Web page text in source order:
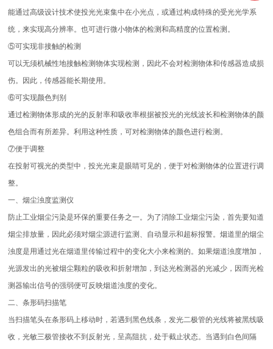
能通过高级设计技术使投光光束集中在小光点，或通过构成特殊的受光光学系
统，来实现高分辨率。也可进行微小物体的检测和高精度的位置检测。
⑤可实现非接触的检测
可以无须机械性地接触检测物体实现检测，因此不会对检测物体和传感器造成损
伤。因此，传感器能长期使用。
⑥可实现颜色判别
通过检测物体形成的光的反射率和吸收率根据被投光的光线波长和检测物体的颜
色组合而有所差异。利用这种性质，可对检测物体的颜色进行检测。
⑦便于调整
在投射可视光的类型中，投光光束是眼睛可见的，便于对检测物体的位置进行调
整。
一、烟尘浊度监测仪
防止工业烟尘污染是环保的重要任务之一。为了消除工业烟尘污染，首先要知道
烟尘排放量，因此必须对烟尘源进行监测、自动显示和超标报警。烟道里的烟尘
浊度是用通过光在烟道里传输过程中的变化大小来检测的。如果烟道浊度增加，
光源发出的光被烟尘颗粒的吸收和折射增加，到达光检测器的光减少，因而光检
测器输出信号的强弱便可反映烟道浊度的变化。
二、条形码扫描笔
当扫描笔头在条形码上移动时，若遇到黑色线条，发光二极管的光线将被黑线吸
收，光敏三极管接收不到反射光，呈高阻抗，处于截止状态。当遇到白色间隔